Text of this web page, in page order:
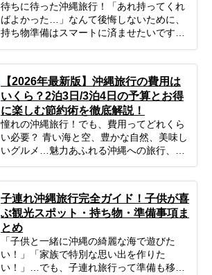
観光スポットをご紹介します。定番スポッ
トから、知る人ぞ知る癒しの絶景カフェ、
そして待望の最新スポットまで、あなたの
「行ってみたい！」がきっと見つかるは
ください。
待ちに待った沖縄旅行！「あれ持ってくれ
ばよかった…」なんて後悔しないために、
持ち物準備はスマートに済ませたいですよ
旅行をスタートさせるための準備を始めま
しょう♪
【2026年最新版】沖縄旅行の費用は
いくら？2泊3日/3泊4日の予算とお得
に楽しむ節約術を徹底解説！
憧れの沖縄旅行！でも、費用ってどれくら
い必要？ 青い海と空、豊かな自然、美味し
いグルメ…魅力あふれる沖縄への旅行、考
えている方も多いのではないでしょうか。
でも、気になるのが「実際いくらかかる
の？」という費用面。旅行費用は、時期や
日数、過ごし方によって大きく変わりま
す。 この記事では、沖縄旅行のリアルな予
算感から、賢く費用を抑えるコツ、予算別
のモデルプランまで、あなたの旅行計画に
子連れ沖縄旅行完全ガイド！子供が喜
ぶ観光スポット・持ち物・準備事項ま
とめ
「子供と一緒に沖縄の綺麗な海で遊びた
い！」「家族で特別な思い出を作りた
い！」…でも、子連れ旅行って準備も移動